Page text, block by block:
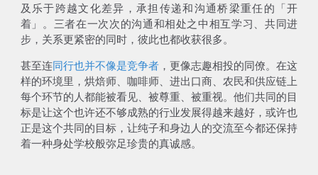
及乐于跨越文化差异，承担传递和沟通桥梁重任的「开
着」。三者在一次次的沟通和相处之中相互学习、共同进
步，关系更紧密的同时，彼此也都收获很多。
甚至连同行也并不像是竞争者 ，更像志趣相投的同僚。在这
样的环境里，烘焙师、咖啡师、进出口商、农民和供应链上
每个环节的人都能被看见、被尊重、被重视。他们共同的目
标是让这个也许还不够成熟的行业发展得越来越好，或许也
正是这个共同的目标，让纯子和身边人的交流至今都还保持
着一种身处学校般弥足珍贵的真诚感。